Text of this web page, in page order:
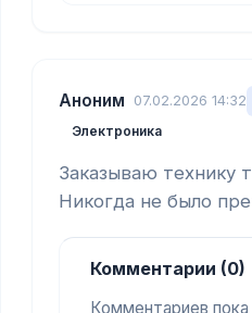
Аноним 07.02.2026 14:32
Электроника
Заказываю технику
Никогда не было
Комментарии (0)
Комментариев пока